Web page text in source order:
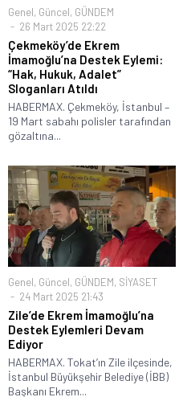
Genel, Güncel, GÜNDEM
26 Mart 2025 22:22
Çekmeköy’de Ekrem
İmamoğlu’na Destek Eylemi:
“Hak, Hukuk, Adalet”
Sloganları Atıldı
HABERMAX. Çekmeköy, İstanbul –
19 Mart sabahı polisler tarafından
gözaltına...
Genel, Güncel, GÜNDEM, SİYASET
24 Mart 2025 21:43
Zile’de Ekrem İmamoğlu’na
Destek Eylemleri Devam
Ediyor
HABERMAX. Tokat’ın Zile ilçesinde,
İstanbul Büyükşehir Belediye (İBB)
Başkanı Ekrem...